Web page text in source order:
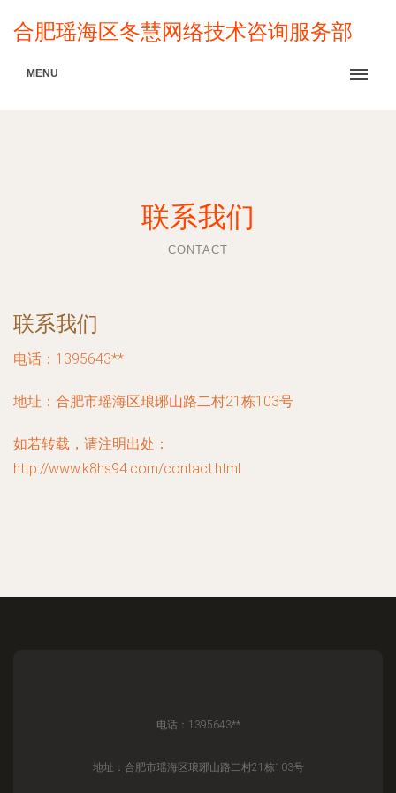
合肥瑶海区冬慧网络技术咨询服务部
MENU
联系我们
CONTACT
联系我们
电话：1395643**
地址：合肥市瑶海区琅琊山路二村21栋103号
如若转载，请注明出处：
http://www.k8hs94.com/contact.html
电话：1395643**
地址：合肥市瑶海区琅琊山路二村21栋103号